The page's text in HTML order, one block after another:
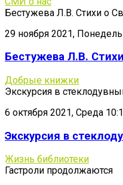
Бестужева Л.В. Стихи о
29 ноября 2021,
Бестужева Л.В.
Добрые книжки
Экскурсия в
6 октября 2021, Среда
Экскурсия в
Жизнь библиотеки
Гастроли продолжаются